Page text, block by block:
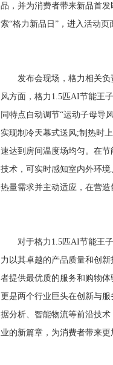
品，并为消费者带来新品首
索“格力新品日”，进入活动页
发布会现场，格力相关负
风方面，格力1.5匹AI节能王
同特点自动调节“运动子母导
实现制冷天幕式送风;制热时
速达到房间温度场均匀。在
技术，可实时感知室内外环
热量需求并主动适应，在营造
对于格力1.5匹AI节能王子
力以其卓越的产品质量和创
者提供最优质的服务和购物
更是两个行业巨头在创新与
据分析、智能物流等前沿技
业的新篇章，为消费者带来